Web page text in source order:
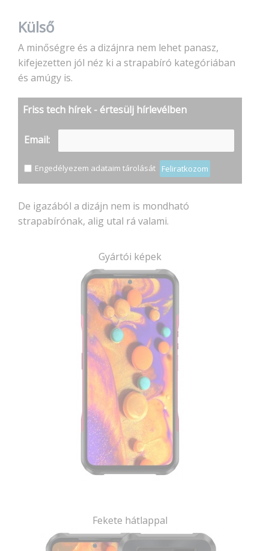
Külső
A minőségre és a dizájnra nem lehet panasz,
kifejezetten jól néz ki a strapabíró kategóriában
és amúgy is.
Friss tech hírek - értesülj hírlevélben
Email:
Engedélyezem adataim tárolását Feliratkozom
De igazából a dizájn nem is mondható
strapabírónak, alig utal rá valami.
Gyártói képek
Fekete hátlappal